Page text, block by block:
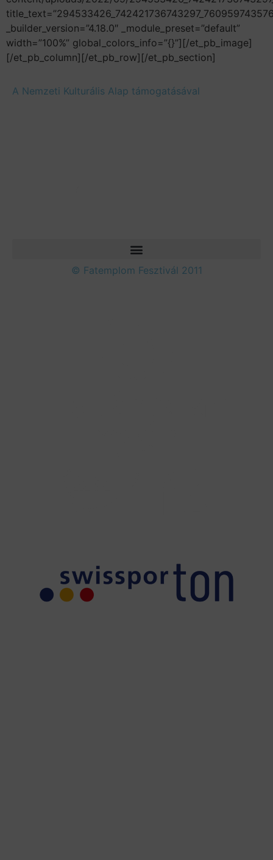
_builder_version=”4.18.0″ _module_preset=”default”
width=”100%” global_colors_info=”{}”][/et_pb_image]
[/et_pb_column][/et_pb_row][/et_pb_section]
A Nemzeti Kulturális Alap támogatásával
© Fatemplom Fesztivál 2011